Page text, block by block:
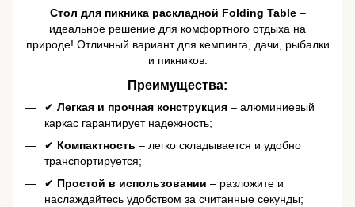
Стол для пикника раскладной Folding Table–
идеальное решение для комфортного отдыха на
природе! Отличный вариант для кемпинга, дачи, рыбалки
и пикников.
Преимущества:
✔ Легкая и прочная конструкция – алюминиевый
каркас гарантирует надежность;
✔ Компактность – легко складывается и удобно
транспортируется;
✔ Простой в использовании – разложите и
наслаждайтесь удобством за считанные секунды;